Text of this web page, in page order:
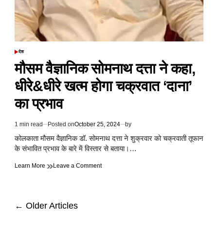
500
और
तक
था
POSTED
देश
मौसम वैज्ञानिक सोमनाथ दत्ता ने कहा,
धीरे&धीरे खत्म होगा चक्रवात ‘दाना’
का प्रभाव
Estimated
read
time
1 min read Posted onOctober 25, 2024 by
कोलकाता मौसम वैज्ञानिक डॉ. सोमनाथ दत्ता ने शुक्रवार को चक्रवाती तूफान
के संभावित प्रभाव के बारे में विस्तार से बताया।…
Learn More Leave a Commenton
Posts
← Older Articles